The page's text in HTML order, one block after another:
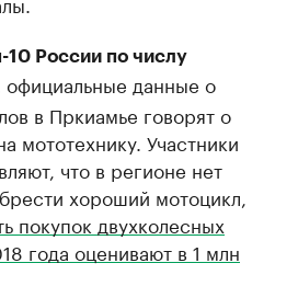
10 России по числу
данные о
в Пркиамье говорят о
мототехнику. Участники
что в регионе нет
хороший мотоцикл,
покупок двухколесных
года оценивают в 1 млн